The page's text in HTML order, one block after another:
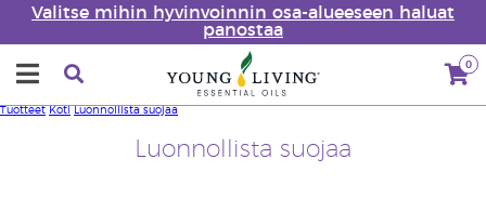
Valitse mihin hyvinvoinnin osa-alueeseen haluat
panostaa
0
Luonnollista suojaa
Tuotteet Koti Luonnollista suojaa